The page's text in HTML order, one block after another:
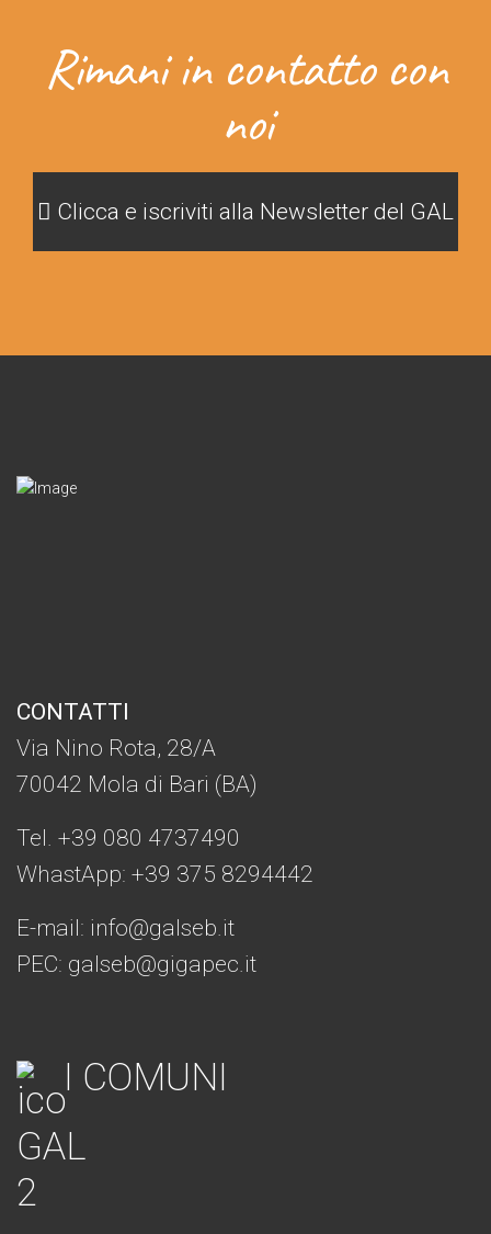
Rimani in contatto con
noi
Clicca e iscriviti alla Newsletter del GAL
CONTATTI
Via Nino Rota, 28/A
70042 Mola di Bari (BA)
Tel. +39 080 4737490
WhastApp: +39 375 8294442
E-mail: info@galseb.it
PEC: galseb@gigapec.it
I COMUNI